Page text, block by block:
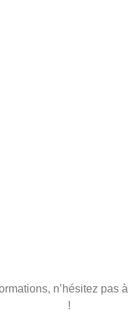
n’hésitez pas à
!